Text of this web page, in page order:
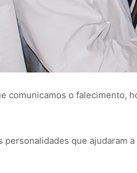
comunicamos o falecimento,
personalidades que ajudaram